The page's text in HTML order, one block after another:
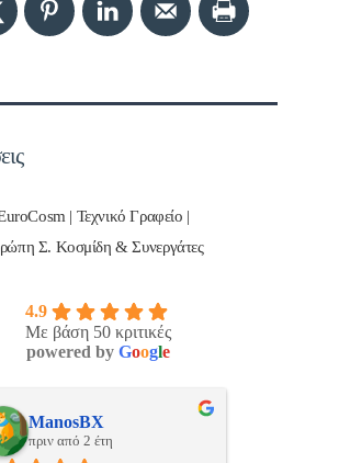
| Τεχνικό Γραφείο |
Σ. Κοσμίδη & Συνεργάτες
4.9
Με βάση 50 κριτικές
powered by Google
ManosBX
πριν από 2 έτη